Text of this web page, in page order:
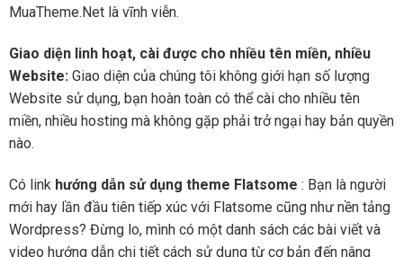
MuaTheme.Net là vĩnh viễn.
Giao diện linh hoạt, cài được cho nhiều tên miền, nhiều
Website: Giao diện của chúng tôi không giới hạn số lượng
Website sử dụng, bạn hoàn toàn có thể cài cho nhiều tên
miền, nhiều hosting mà không gặp phải trở ngại hay bản quyền
nào.
Có link hướng dẫn sử dụng theme Flatsome : Bạn là người
mới hay lần đầu tiên tiếp xúc với Flatsome cũng như nền tảng
Wordpress? Đừng lo, mình có một danh sách các bài viết và
video hướng dẫn chi tiết cách sử dụng từ cơ bản đến nâng